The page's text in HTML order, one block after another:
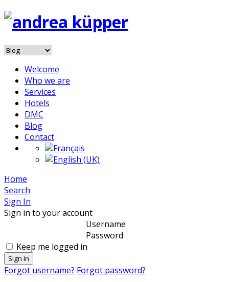
Welcome
Who we are
Services
Hotels
DMC
Blog
Contact
Home
Search
Sign In
Sign in to your account
Username
Password
Keep me logged in
Sign In
Forgot username? Forgot password?